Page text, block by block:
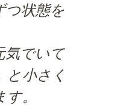
つ状態を
気でいて
と小さく
。